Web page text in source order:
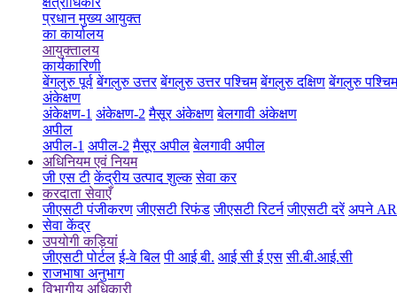
प्रधान मुख्य आयुक्त
का कार्यालय
आयुक्तालय
कार्यकारिणी
बेंगलुरु पूर्व बेंगलुरु उत्तर बेंगलुरु उत्तर पश्चिम बेंगलुरु दक्षिण बेंगलुरु पश्चिम
अंकेक्षण
अंकेक्षण-1 अंकेक्षण-2 मैसूर अंकेक्षण बेलगावी अंकेक्षण
अपील
अपील-1 अपील-2 मैसूर अपील बेलगावी अपील
अधिनियम एवं नियम
जी एस टी केंद्रीय उत्पाद शुल्क सेवा कर
करदाता सेवाएँ
जीएसटी पंजीकरण जीएसटी रिफंड जीएसटी रिटर्न जीएसटी दरें अपने
सेवा केंद्र
उपयोगी कड़ियां
जीएसटी पोर्टल ई-वे बिल पी आई बी. आई सी ई एस सी.बी.आई.सी
राजभाषा अनुभाग
विभागीय अधिकारी